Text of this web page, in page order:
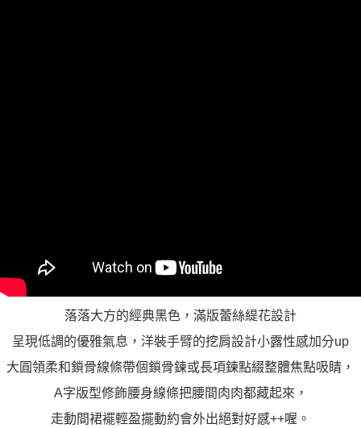
落落大方的經典黑色，滿版蕾絲緹花設計
呈現低調的優雅氣息，洋裝手臂的挖肩設計小露性感加分up
大圓領柔和鎖骨線條帶個鎖骨鍊或長項鍊點綴整體焦點吸睛，
A字版型修飾腰身線條把腰間肉肉都藏起來，
走動間裙襬輕盈擺動約會外出絕對好感++喔。